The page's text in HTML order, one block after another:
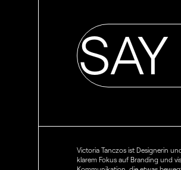
SAY
Victoria Tanczos ist Designerin
klarem Fokus auf Branding und